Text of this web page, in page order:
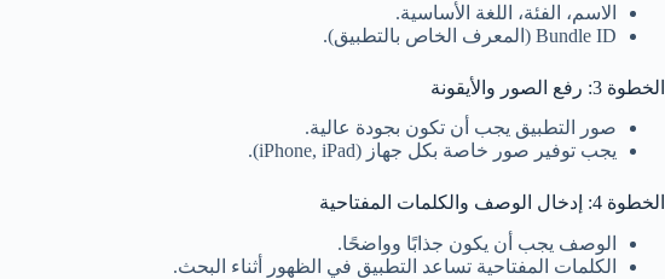
الاسم، الفئة، اللغة الأساسية.
Bundle ID (المعرف الخاص بالتطبيق).
الخطوة 3: رفع الصور والأيقونة
صور التطبيق يجب أن تكون بجودة عالية.
يجب توفير صور خاصة بكل جهاز (iPhone, iPad).
الخطوة 4: إدخال الوصف والكلمات المفتاحية
الوصف يجب أن يكون جذابًا وواضحًا.
الكلمات المفتاحية تساعد التطبيق في الظهور أثناء البحث.